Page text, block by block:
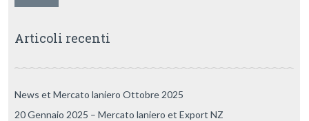
Articoli recenti
News et Mercato laniero Ottobre 2025
20 Gennaio 2025 – Mercato laniero et Export NZ